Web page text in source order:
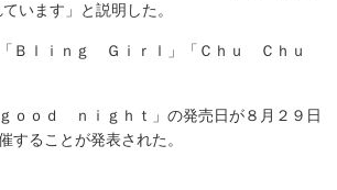
います」と説明した。
Ｂｌｉｎｇ Ｇｉｒｌ」「Ｃｈｕ Ｃｈｕ
ｏｏｄ ｎｉｇｈｔ」の発売日が８月２９日
することが発表された。